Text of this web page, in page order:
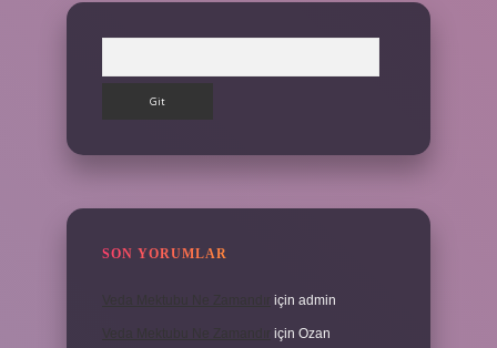
SON YORUMLAR
için admin
için Ozan